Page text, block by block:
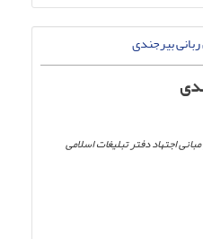
اجتهاد دفتر تبلیغات اسلامی